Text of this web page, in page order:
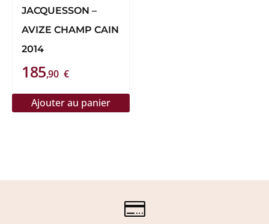
JACQUESSON –
AVIZE CHAMP CAIN
2014
185,90 €
Ajouter au panier
